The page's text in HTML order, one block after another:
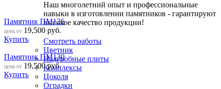
Наш многолетний опыт и профессиональные
навыки в изготовлении памятников - гарантируют
высокое качество продукции!
Смотреть работы
Цветник
Надгробные плиты
Комплексы
Цоколя
Оградки
Памятник ПМ126
цена от 19,500 руб.
Купить
Памятник ПМ130
цена от 19,500руб.
Купить